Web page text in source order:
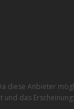
diese Anbieter
das